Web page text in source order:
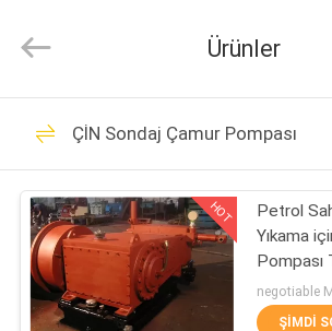
ÜRÜN:%
HAKKIMIZDA
Rights
by
Pistonlu
Ürünler
ÇİN Sondaj Çamur Pompası
HOT
Petrol
Yıkama
Pompası
Piston
negotiable
ŞIMDI